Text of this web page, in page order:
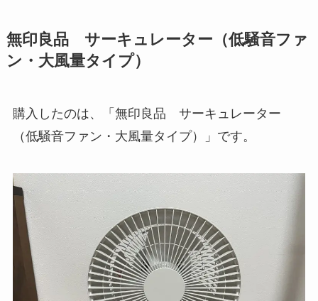
無印良品 サーキュレーター（低騒音ファ
ン・大風量タイプ）
購入したのは、「無印良品 サーキュレーター
（低騒音ファン・大風量タイプ）」です。